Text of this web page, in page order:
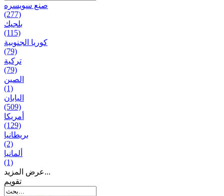
صنع سویسره
(277)
بلجيك
(115)
كوريا الجنوبية
(79)
تركية
(79)
الصين
(1)
اليابان
(509)
أمريكا
(129)
بریطانیا
(2)
ألمانيا
(1)
عرض المزيد...
تقويم